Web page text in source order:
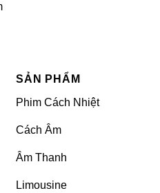
nhắc đến với tên gọi là
là thuật ngữ được khá
SẢN PHẨM
Phim Cách Nhiệt
Cách Âm
Âm Thanh
Limousine